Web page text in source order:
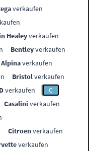
verkaufen
Healeyverkaufen
Bentleyverkaufen
Alpinaverkaufen
Bristolverkaufen
verkaufen
C
Casalini verkaufen
Citroenverkaufen
verkaufen